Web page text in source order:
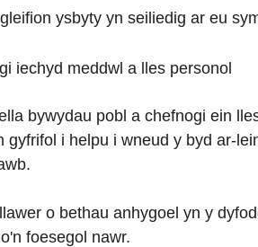
ysbyty yn seiliedig ar eu
iechyd meddwl a lles personol
bywydau pobl a chefnogi ein
gyfrifol i helpu i wneud y byd ar-
o bethau anhygoel yn y
foesegol nawr.